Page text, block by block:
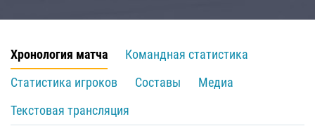
Хронология матча
Командная статистика
Статистика игроков
Составы
Медиа
Текстовая трансляция